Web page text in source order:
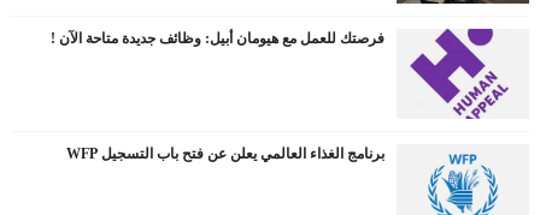
فرصتك للعمل مع هيومان أبيل: وظائف جديدة متاحة الآن !
برنامج الغذاء العالمي يعلن عن فتح باب التسجيل WFP